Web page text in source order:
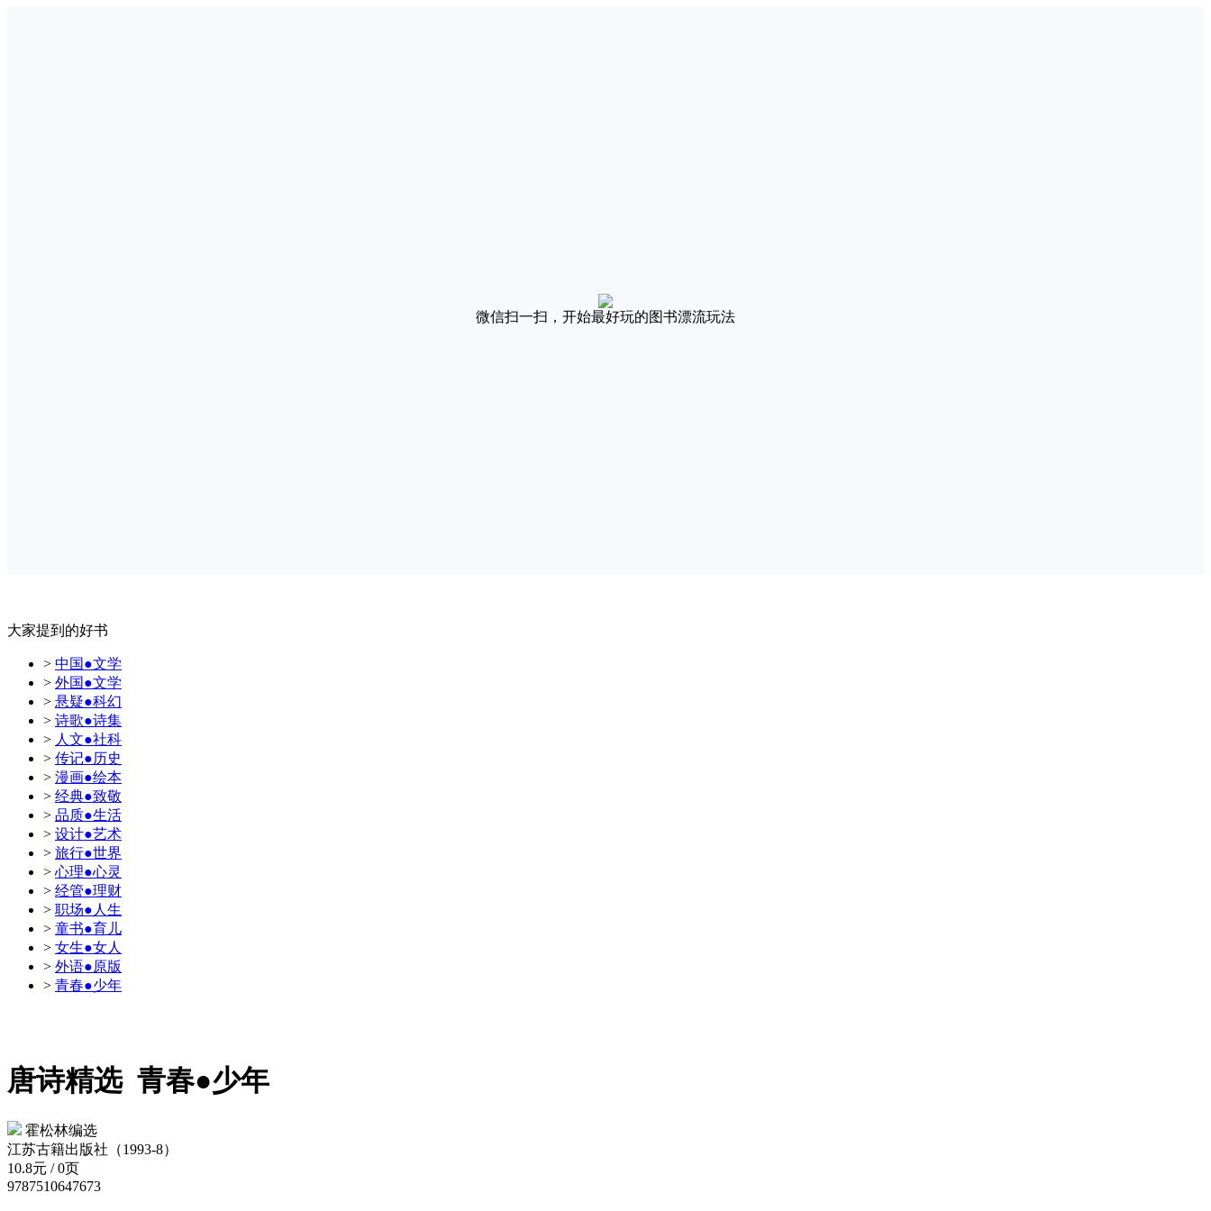
微信扫一扫，开始最好玩的图书漂流玩法
大家提到的好书
> 中国●文学
> 外国●文学
> 悬疑●科幻
> 诗歌●诗集
> 人文●社科
> 传记●历史
> 漫画●绘本
> 经典●致敬
> 品质●生活
> 设计●艺术
> 旅行●世界
> 心理●心灵
> 经管●理财
> 职场●人生
> 童书●育儿
> 女生●女人
> 外语●原版
> 青春●少年
唐诗精选 青春●少年
霍松林编选
江苏古籍出版社（1993-8）
10.8元 / 0页
9787510647673